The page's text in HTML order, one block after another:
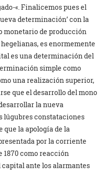
«. Finalicemos pues el
determinación’ con la
monetario de producción
es enormemente
es una determinación del
simple como
una realización superior,
que el desarrollo del mono
la nueva
lúgubres constataciones
la apología de la
por la corriente
1870 como reacción
ante los alarmantes